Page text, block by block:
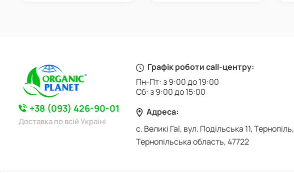
+38 (093) 426-90-01
Доставка по всій Україні
Графік роботи call-центру:
Пн-Пт: з 9:00 до 19:00
Сб: з 9:00 до 15:00
Адреса:
с. Великі Гаї, вул. Подільська 11, Тернопіль,
Тернопільська область, 47722